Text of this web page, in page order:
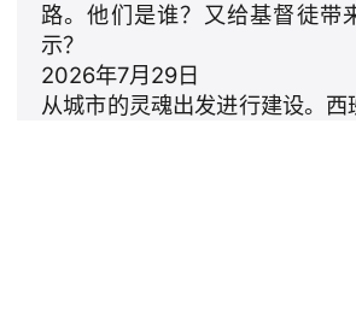
路。他们是谁？又给基督徒带
示？
2026年7月29日
从城市的灵魂出发进行建设。西